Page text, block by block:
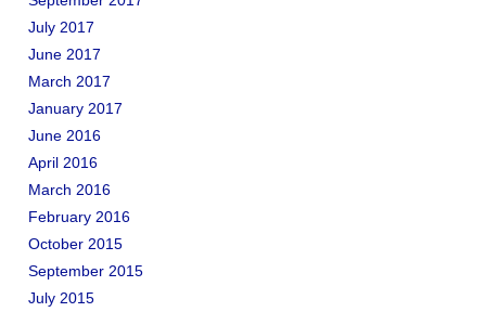
July 2017
June 2017
March 2017
January 2017
June 2016
April 2016
March 2016
February 2016
October 2015
September 2015
July 2015